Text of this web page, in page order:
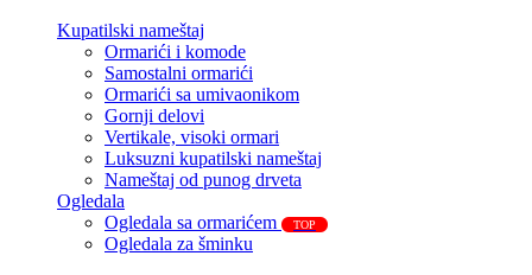
Kupatilski nameštaj
Ormarići i komode
Samostalni ormarići
Ormarići sa umivaonikom
Gornji delovi
Vertikale, visoki ormari
Luksuzni kupatilski nameštaj
Nameštaj od punog drveta
Ogledala
Ogledala sa ormarićem
TOP
Ogledala za šminku